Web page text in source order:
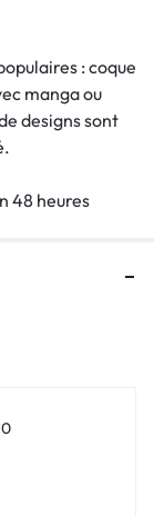
: coque
manga ou
designs sont
48 heures